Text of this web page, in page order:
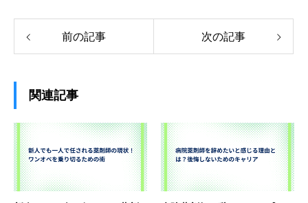
前の記事 次の記事
関連記事